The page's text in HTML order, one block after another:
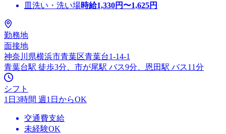
皿洗い・洗い場時給1,330円〜1,625円
勤務地
面接地
神奈川県横浜市青葉区青葉台1-14-1
青葉台駅 徒歩3分、市が尾駅 バス9分、恩田駅 バス11分
シフト
1日3時間 週1日からOK
交通費支給
未経験OK